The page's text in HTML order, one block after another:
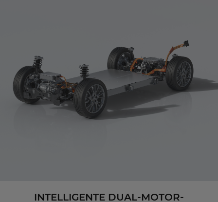
INTELLIGENTE DUAL-MOTOR-